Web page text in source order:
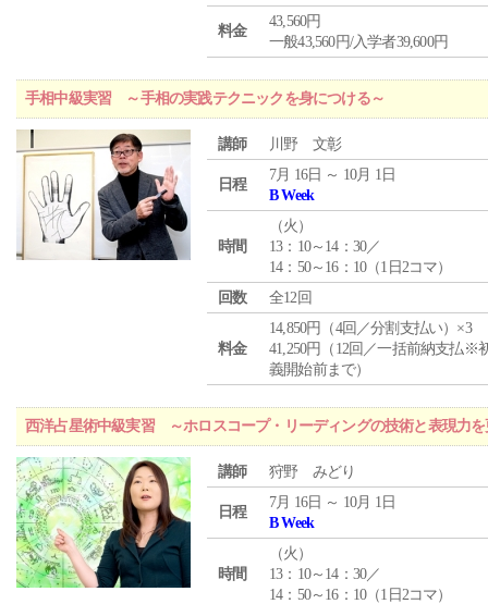
料金
43,560円
一般43,560円/入学者39,600円
手相中級実習 ～手相の実践テクニックを身につける～
講師 川野 文彰
日程
7月 16日 ～ 10月 1日
B Week
時間
（火 ）
13：10～14：30／
14：50～16：10（1日2コマ）
回数
全12回
料金
14,850円（4回／分割支払い）×3
41,250円（12回／一括前納支払※
義開始前まで）
西洋占星術中級実習 ～ホロスコープ・リーディングの技術と表現力
講師 狩野 みどり
日程
7月 16日 ～ 10月 1日
B Week
時間
（火 ）
13：10～14：30／
14：50～16：10（1日2コマ）